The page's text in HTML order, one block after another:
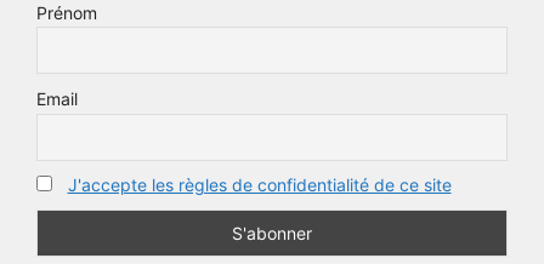
Prénom
Email
J'accepte les règles de confidentialité de ce site